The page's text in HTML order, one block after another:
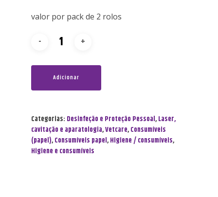
valor por pack de 2 rolos
Adicionar
Categorias: Desinfeção e Proteção Pessoal,Laser,
cavitação e aparatologia,Vetcare,Consumíveis
(papel),Consumíveis papel,Higiene / consumíveis,
Higiene e consumíveis